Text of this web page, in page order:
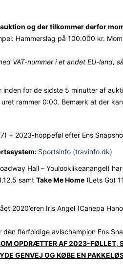
og der tilkommer derfor
Hammerslag på 100.000 kr.
VAT-nummer i et andet EU-land,
for de sidste 5 minutter af
uret rammer 0:00. Bemærk at der
+ 2023-hoppeføl efter Ens
Sportsinfo (travinfo.dk)
Hall – Youlooklikeanangel)
samt Take Me Home(Lets Go)
2020’eren Iris Angel (Canepa
flerfoldige avlschampion Ens
OPDRÆTTER AF 2023-FØLLET,
GENVEJ OG KØBE EN